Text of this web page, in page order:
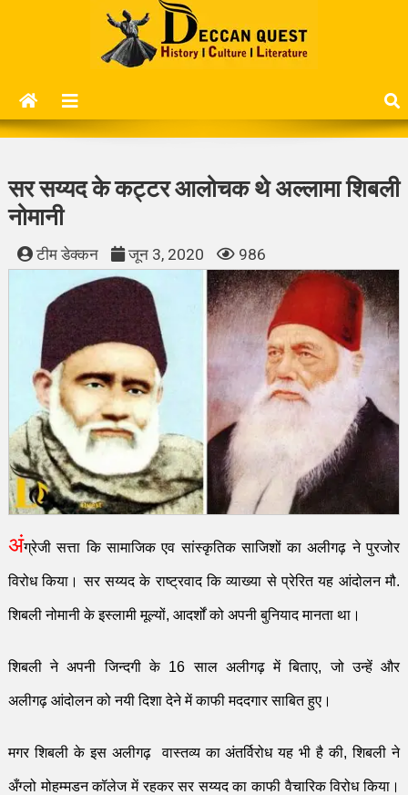
Deccan Quest
सर सय्यद के कट्टर आलोचक थे अल्लामा शिबली
नोमानी
टीम डेक्कन जून 3, 2020 986
अंग्रेजी सत्ता कि सामाजिक एव सांस्कृतिक साजिशों का अलीगढ़ ने पुरजोर
विरोध किया। सर सय्यद के राष्ट्रवाद कि व्याख्या से प्रेरित यह आंदोलनमौ.
शिबलीनोमानीके इस्लामी मूल्यों, आदर्शों को अपनी बुनियाद मानता था।
शिबली ने अपनी जिन्दगी के 16 साल अलीगढ़ में बिताए,जो उन्हें और
अलीगढ़ आंदोलन को नयी दिशा देने में काफी मददगार साबित हुए।
मगर शिबली के इस अलीगढ़वास्तव्य का अंतर्विरोध यह भी है की,शिबली ने
अँग्लो मोहम्मडन कॉलेज में रहकर सर सय्यद का काफी वैचारिक विरोध किया।